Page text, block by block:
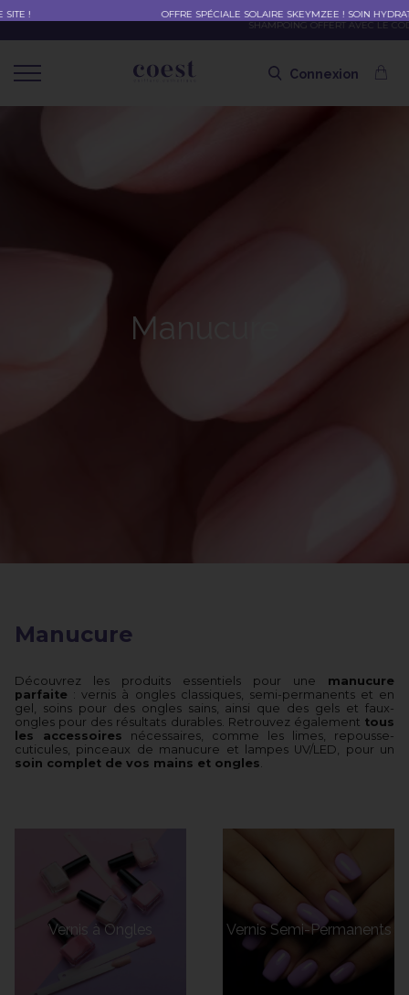
OFFRE SPÉCIALE SOLAIRE SKEYMZEE ! SOIN HYDRATANT + SPRAY + SHAMPOING =
SHAMPOING OFFERT AVEC LE CODE SOLAIRE
Connexion
Manucure
Manucure
Découvrez les produits essentiels pour une manucure
parfaite : vernis à ongles classiques, semi-permanents et en
gel, soins pour des ongles sains, ainsi que des gels et faux-
ongles pour des résultats durables. Retrouvez également tous
les accessoires nécessaires, comme les limes, repousse-
cuticules, pinceaux de manucure et lampes UV/LED, pour un
soin complet de vos mains et ongles.
Vernis à Ongles Vernis Semi-Permanents